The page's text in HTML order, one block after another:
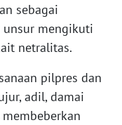
sebagai
unsur mengikuti
netralitas.
pilpres dan
adil, damai